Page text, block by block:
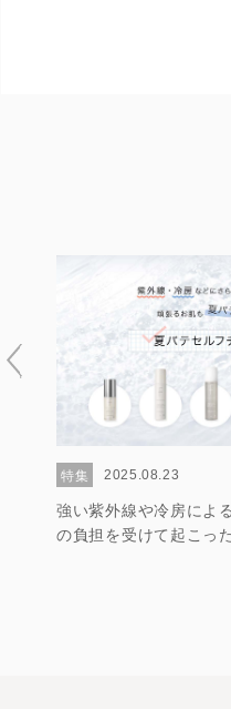
特集 2025.08.23
強い紫外線や冷房によ
の負担を受けて起こっ